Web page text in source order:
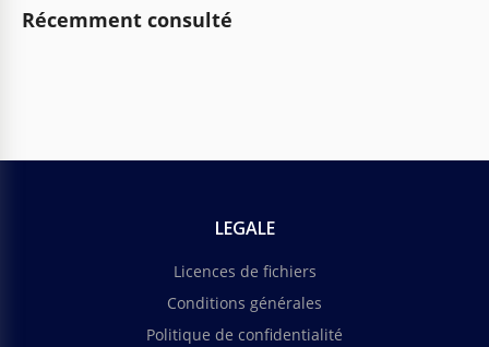
Récemment consulté
LEGALE
Licences de fichiers
Conditions générales
Politique de confidentialité